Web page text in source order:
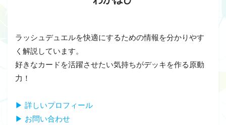
ラッシュデュエルを快適にするための情報を分かりやす
く解説しています。
好きなカードを活躍させたい気持ちがデッキを作る原動
力！
▶ 詳しいプロフィール
▶ お問い合わせ